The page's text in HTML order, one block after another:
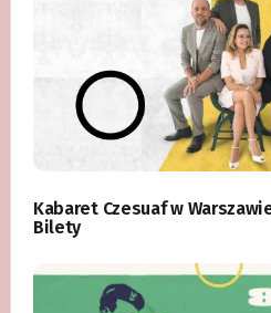
Kabaret Czesuaf w
Bilety